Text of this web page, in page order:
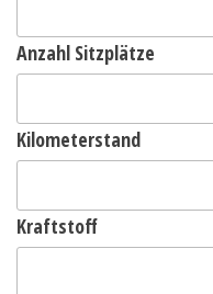
Anzahl Sitzplätze
Kilometerstand
Kraftstoff